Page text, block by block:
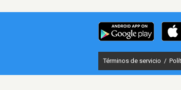
Términos de servicio /